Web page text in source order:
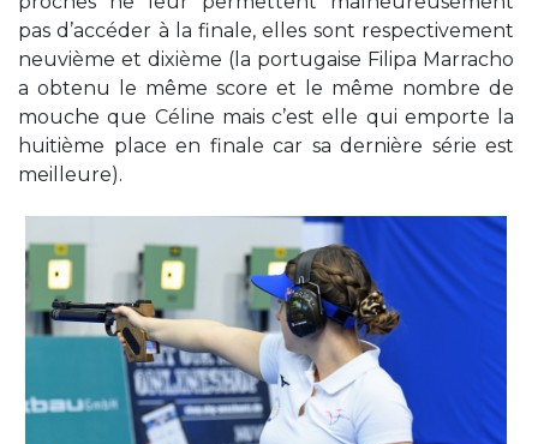
pas d’accéder à la finale, elles sont respectivement
neuvième et dixième (la portugaise Filipa Marracho
a obtenu le même score et le même nombre de
mouche que Céline mais c’est elle qui emporte la
huitième place en finale car sa dernière série est
meilleure).